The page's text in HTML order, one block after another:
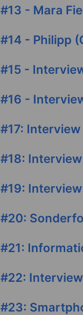
#13 - Mara
#14 - Philipp
#15 -
#16 -
#17:
#18:
#19:
#20:
#21:
#22:
#23: